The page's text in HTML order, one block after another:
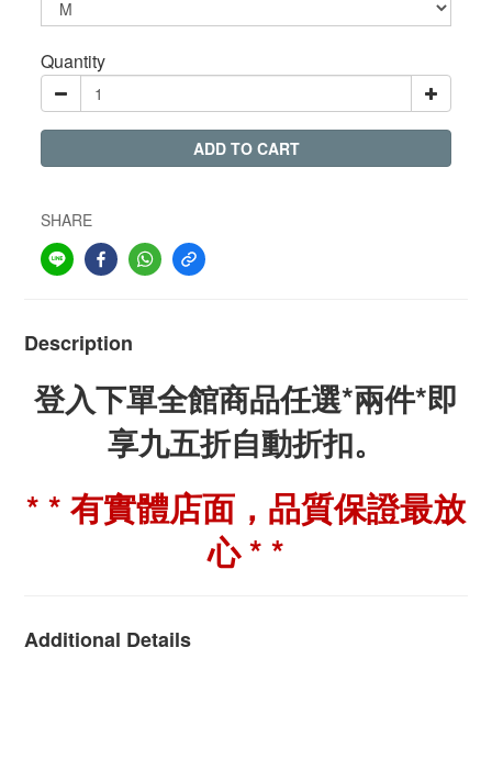
Quantity
ADD TO CART
SHARE
Description
登入下單全館商品任選*兩件*即
享九五折自動折扣。
* * 有實體店面，品質保證最放
心 * *
Additional Details